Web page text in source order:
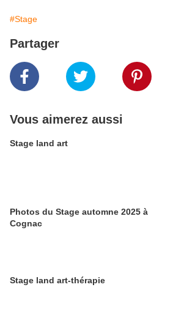
#Stage
Partager
Vous aimerez aussi
Stage land art
Photos du Stage automne 2025 à
Cognac
Stage land art-thérapie